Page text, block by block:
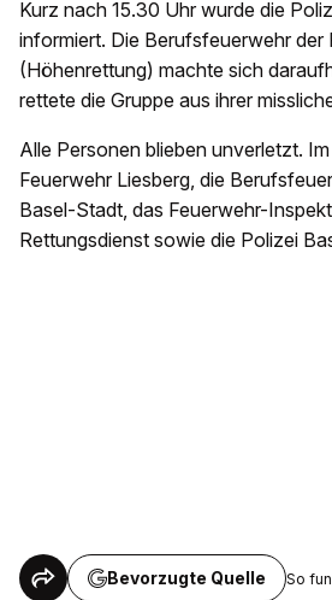
Kurz nach 15.30 Uhr wurde die
informiert. Die Berufsfeuerwehr
(Höhenrettung) machte sich
rettete die Gruppe aus ihrer
Alle Personen blieben unverletzt.
Feuerwehr Liesberg, die
Basel-Stadt, das Feuerwehr-
Rettungsdienst sowie die Polizei
Bevorzugte Quelle So